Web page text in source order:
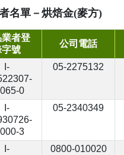
名單－烘焙金(麥方)
者登
字號
公司電話
I-
0
05-2275132
I-
3
05-2340349
I-
0800-010020